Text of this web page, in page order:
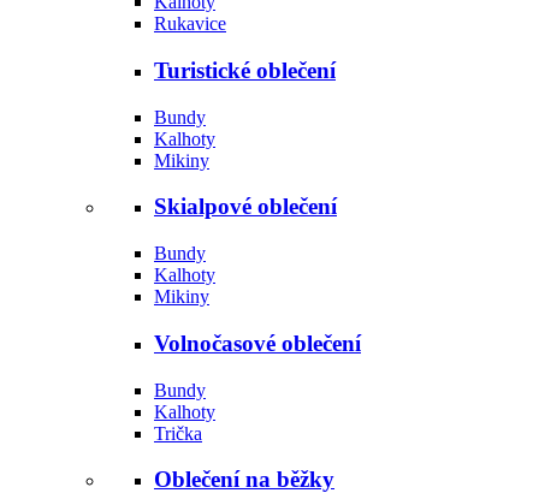
Rukavice
Turistické oblečení
Bundy
Kalhoty
Mikiny
Skialpové oblečení
Bundy
Kalhoty
Mikiny
Volnočasové oblečení
Bundy
Kalhoty
Trička
Oblečení na běžky